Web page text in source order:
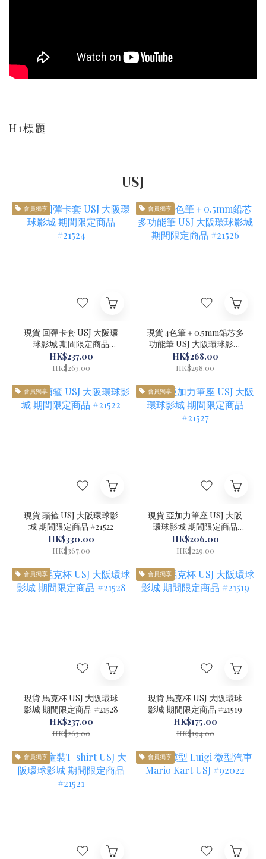
H1標題
USJ
會員獨享
現貨 回彈卡套 USJ 大阪環
球影城 期間限定商品
#21524
HK$237.00
HK$263.00
會員獨享
現貨 4色筆＋0.5mm鉛芯多
功能筆 USJ 大阪環球影城
期間限定商品 #21526
HK$268.00
HK$298.00
會員獨享
現貨 頭箍 USJ 大阪環球影
城 期間限定商品 #21522
HK$330.00
HK$367.00
會員獨享
現貨 亞加力筆座 USJ 大阪
環球影城 期間限定商品
#21527
HK$206.00
HK$229.00
會員獨享
現貨 馬克杯 USJ 大阪環球
影城 期間限定商品 #21528
HK$237.00
HK$263.00
會員獨享
現貨 馬克杯 USJ 大阪環球
影城 期間限定商品 #21519
HK$175.00
HK$194.00
會員獨享 會員獨享